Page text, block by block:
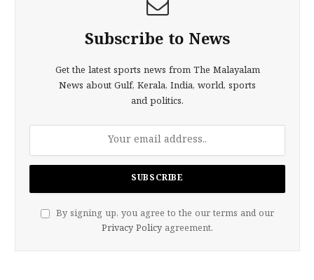
Subscribe to News
Get the latest sports news from The Malayalam
News about Gulf, Kerala, India, world, sports
and politics.
By signing up, you agree to the our terms and our
Privacy Policy agreement.